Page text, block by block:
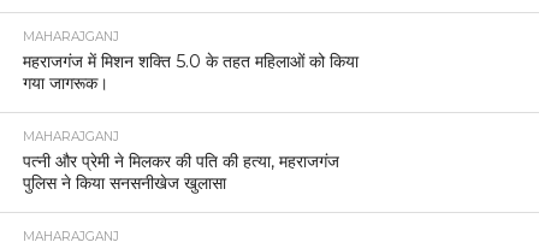
MAHARAJGANJ
महराजगंज में मिशन शक्ति 5.0 के तहत महिलाओं को किया
गया जागरूक।
MAHARAJGANJ
पत्नी और प्रेमी ने मिलकर की पति की हत्या, महराजगंज
पुलिस ने किया सनसनीखेज खुलासा
MAHARAJGANJ